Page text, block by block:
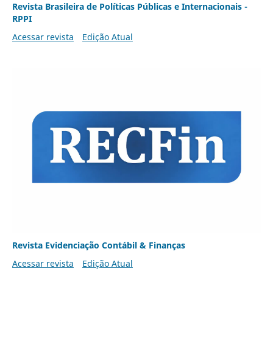
Revista Brasileira de Políticas Públicas e Internacionais -
RPPI
Acessar revista
Edição Atual
Revista Evidenciação Contábil & Finanças
Acessar revista
Edição Atual